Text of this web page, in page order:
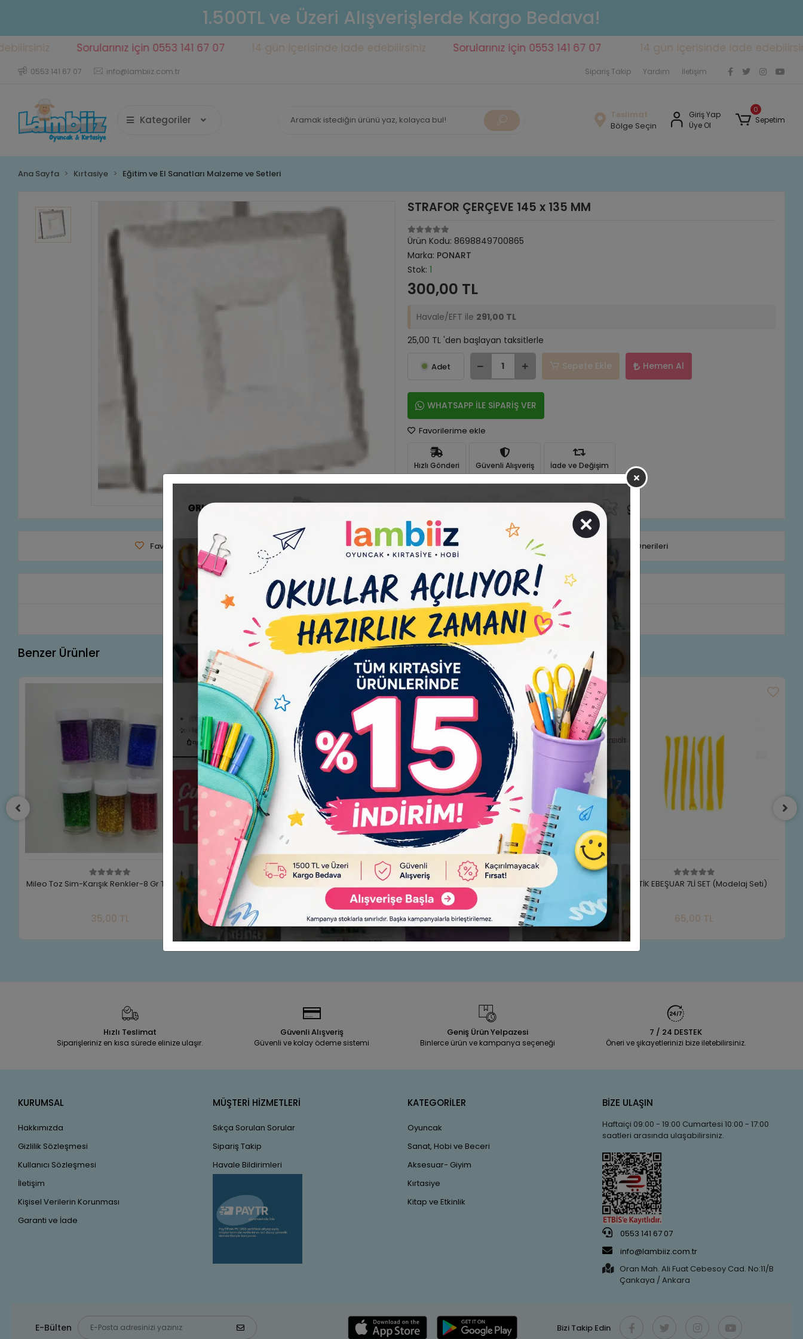
1.500TL ve Üzeri Alışverişlerde Kargo Bedava!
Sorularınız için 0553 141 67 07 14 gün içerisinde iade edebilirsiniz Sorularınız için 0553 141 67 07 14 gün içerisinde iade edebilirsiniz
0553 141 67 07 info@lambiiz.com.tr Sipariş Takip Yardım İletişim
Kategoriler
Teslimat
Bölge Seçin
Giriş Yap
Üye Ol
0
Sepetim
Ana Sayfa Kırtasiye Eğitim ve El Sanatları Malzeme ve Setleri
STRAFOR ÇERÇEVE 145 x 135 MM
Ürün Kodu: 8698849700865
Marka: PONART
Stok: 1
300,00 TL
Havale/EFT ile 291,00 TL
25,00 TL 'den başlayan taksitlerle
Adet Sepete Ekle Hemen Al
WHATSAPP İLE SİPARİŞ VER
Favorilerime ekle
Hızlı Gönderi Güvenli Alışveriş İade ve Değişim
Favorilerime Ekle Tavsiye Et Yorum Yaz Karşılaştır Fiyat Alarmı Telefonla Sipariş Ürün Önerileri
Ürün Açıklaması Garanti ve Teslimat Taksit Seçenekleri Yorumlar
Benzer Ürünler
Toz Sim-Karışık Renkler-8 Gr Tüp 1896
35,00 TL
Bu-Bu Pul Karışık Desen 6 GR BUBU-PL0002
30,00 TL
Adet
Sepete Ekle
PONART STRAFOR FİL 105X135 MM
300,00 TL
Sepete Ekle
PLASTİK EBEŞUAR 7Lİ SET (Modelaj Seti)
65,00 TL
Hızlı Teslimat
Siparişleriniz en kısa sürede elinize ulaşır.
Güvenli Alışveriş
Güvenli ve kolay ödeme sistemi
Geniş Ürün Yelpazesi
Binlerce ürün ve kampanya seçeneği
7 / 24 DESTEK
Öneri ve şikayetlerinizi bize iletebilirsiniz.
KURUMSAL
Hakkımızda
Gizlilik Sözleşmesi
Kullanıcı Sözleşmesi
İletişim
Kişisel Verilerin Korunması
Garanti ve İade
MÜŞTERİ HİZMETLERİ
Sıkça Sorulan Sorular
Sipariş Takip
Havale Bildirimleri
KATEGORİLER
Oyuncak
Sanat, Hobi ve Beceri
Aksesuar- Giyim
Kırtasiye
Kitap ve Etkinlik
BİZE ULAŞIN
Haftaiçi 09:00 - 19:00 Cumartesi 10:00 - 17:00
saatleri arasında ulaşabilirsiniz.
0553 141 67 07
info@lambiiz.com.tr
Oran Mah. Ali Fuat Cebesoy Cad. No:11/B
Çankaya / Ankara
E-Bülten Bizi Takip Edin